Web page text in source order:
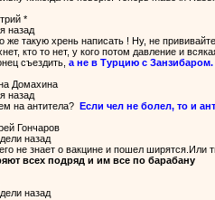
*
назад
же такую хрень написать ! Ну, не
кто то нет, у кого потом давление и
съездить, а не в Турцию с
Домахина
назад
на антитела?
Если чел не болел, то и
Гончаров
назад
не знает о вакцине и пошел
всех подряд и им все по барабану
назад